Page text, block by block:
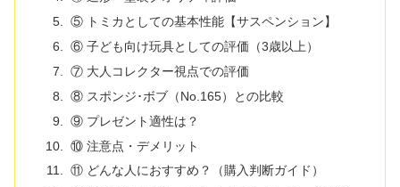
⑤ トミカとしての基本性能【サスペンション】
⑥ 子ども向け玩具としての評価（3歳以上）
⑦ 大人コレクター視点での評価
⑧ スポンジ･ボブ（No.165）との比較
⑨ プレゼント適性は？
⑩ 注意点・デメリット
⑪ どんな人におすすめ？（購入判断ガイド）